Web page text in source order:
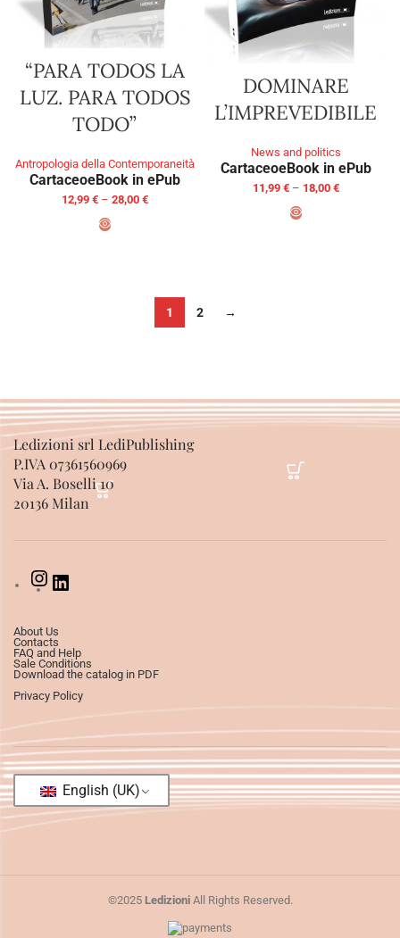
“PARA TODOS LA
LUZ. PARA TODOS
TODO”
Antropologia della Contemporaneità
CartaceoeBook in ePub
12,99 € – 28,00 €
DOMINARE
L’IMPREVEDIBILE
News and politics
CartaceoeBook in ePub
11,99 € – 18,00 €
1 2 →
Ledizioni srl LediPublishing
P.IVA 07361560969
Via A. Boselli 10
20136 Milan
About Us
Contacts
FAQ and Help
Sale Conditions
Download the catalog in PDF
Privacy Policy
English (UK)
©2025 LedizioniAll Rights Reserved.